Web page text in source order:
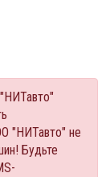
"НИТавто" не
Будьте